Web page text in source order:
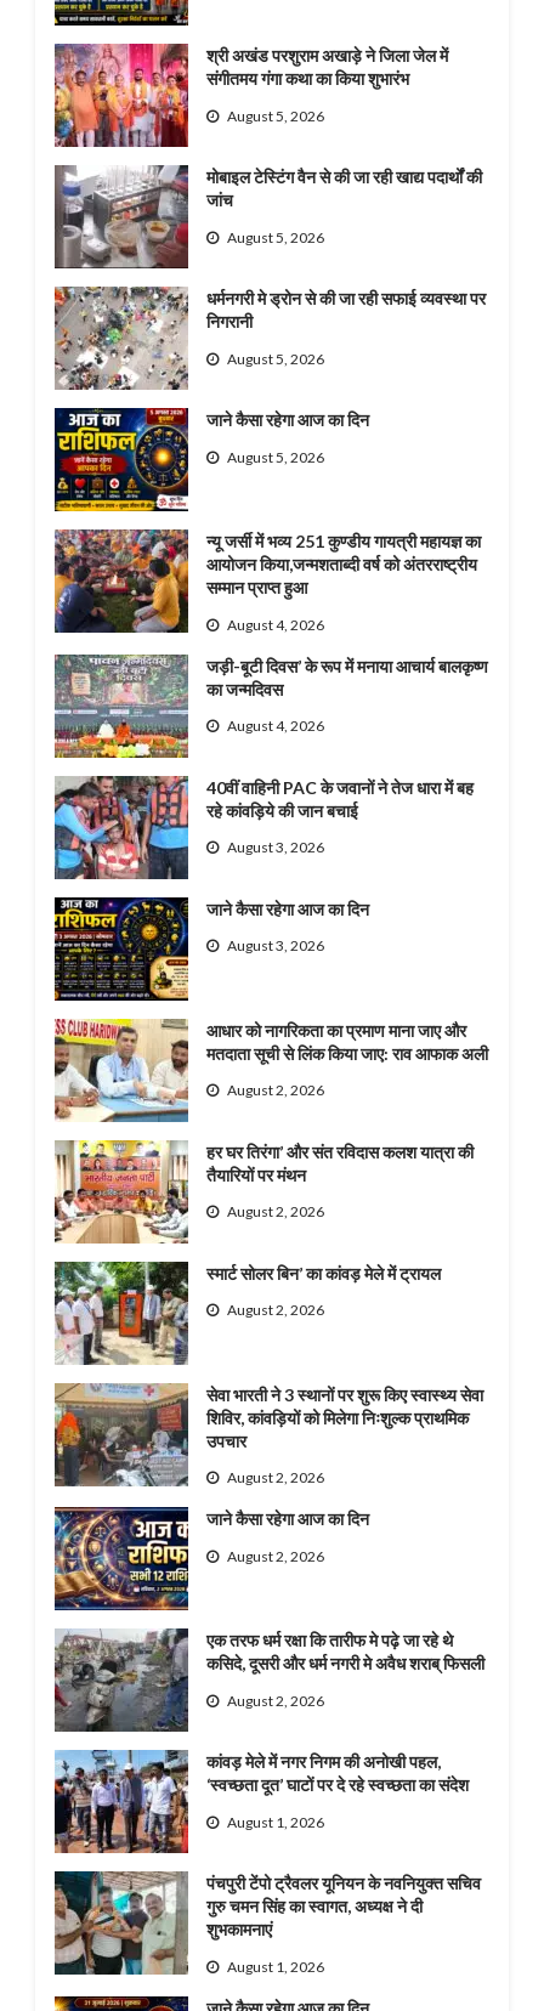
श्री अखंड परशुराम अखाड़े ने जिला जेल में
संगीतमय गंगा कथा का किया शुभारंभ
August 5, 2026
मोबाइल टेस्टिंग वैन से की जा रही खाद्य पदार्थों की
जांच
August 5, 2026
धर्मनगरी मे ड्रोन से की जा रही सफाई व्यवस्था पर
निगरानी
August 5, 2026
जाने कैसा रहेगा आज का दिन
August 5, 2026
न्यू जर्सी में भव्य 251 कुण्डीय गायत्री महायज्ञ का
आयोजन किया,जन्मशताब्दी वर्ष को अंतरराष्ट्रीय
सम्मान प्राप्त हुआ
August 4, 2026
जड़ी-बूटी दिवस’ के रूप में मनाया आचार्य बालकृष्ण
का जन्मदिवस
August 4, 2026
40वीं वाहिनी PAC के जवानों ने तेज धारा में बह
रहे कांवड़िये की जान बचाई
August 3, 2026
जाने कैसा रहेगा आज का दिन
August 3, 2026
आधार को नागरिकता का प्रमाण माना जाए और
मतदाता सूची से लिंक किया जाए: राव आफाक अली
August 2, 2026
हर घर तिरंगा’ और संत रविदास कलश यात्रा की
तैयारियों पर मंथन
August 2, 2026
स्मार्ट सोलर बिन’ का कांवड़ मेले में ट्रायल
August 2, 2026
सेवा भारती ने 3 स्थानों पर शुरू किए स्वास्थ्य सेवा
शिविर, कांवड़ियों को मिलेगा निःशुल्क प्राथमिक
उपचार
August 2, 2026
जाने कैसा रहेगा आज का दिन
August 2, 2026
एक तरफ धर्म रक्षा कि तारीफ मे पढ़े जा रहे थे
कसिदे, दूसरी और धर्म नगरी मे अवैध शराब् फिसली
August 2, 2026
कांवड़ मेले में नगर निगम की अनोखी पहल,
‘स्वच्छता दूत’ घाटों पर दे रहे स्वच्छता का संदेश
August 1, 2026
पंचपुरी टेंपो ट्रैवलर यूनियन के नवनियुक्त सचिव
गुरु चमन सिंह का स्वागत, अध्यक्ष ने दी
शुभकामनाएं
August 1, 2026